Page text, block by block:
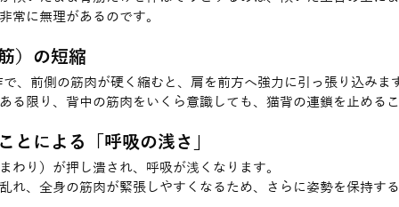
常に無理があるのです。
）の短縮
、前側の筋肉が硬く縮むと、肩を前方へ強力に引っ張り込みま
る限り、背中の筋肉をいくら意識しても、猫背の連鎖を止める
とによる「呼吸の浅さ」
わり）が押し潰され、呼吸が浅くなります。
れ、全身の筋肉が緊張しやすくなるため、さらに姿勢を保持す